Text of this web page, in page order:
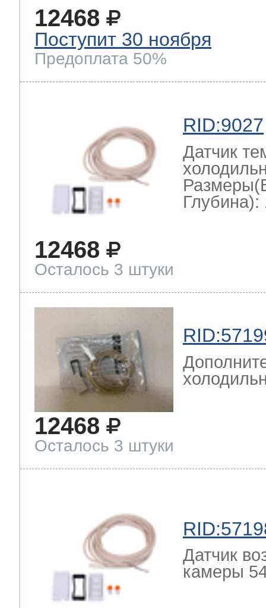
12468
Поступит 30 ноября
Предоплата 50%
RID:9027
Датчик
Глубина):
12468
Осталось 3 штуки
12468
Осталось 3 штуки
Датчик
камеры